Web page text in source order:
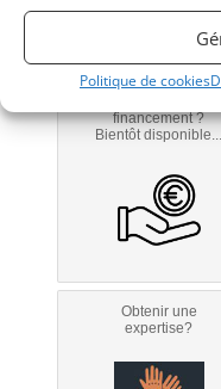
Politique de cookies
financement ?
Bientôt disponible...
Obtenir une
expertise?